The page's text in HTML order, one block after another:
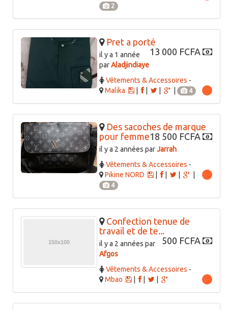
2
Pret a porté
13 000 FCFA
il y a 1 année
parAladjindiaye
Vêtements & Accessoires -
Malika
| 4
Des sacoches de marque
pour femme18 500 FCFA
il y a 2 années parJarrah
Vêtements & Accessoires -
Pikine NORD
|
4
Confection tenue de
travail et de te...
500 FCFA
il y a 2 années par
Afgos
Vêtements & Accessoires -
Mbao
|